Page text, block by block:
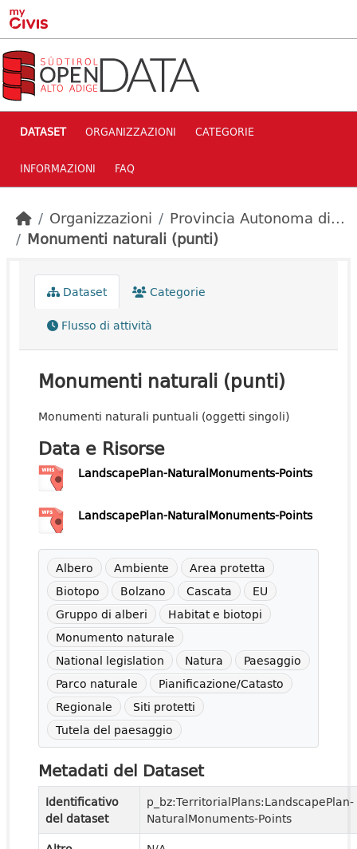
Skip to main content
DATASET ORGANIZZAZIONI CATEGORIE
INFORMAZIONI FAQ
Organizzazioni
Provincia Autonoma di...
Monumenti naturali (punti)
Dataset
Categorie
Flusso di attività
Monumenti naturali (punti)
Monumenti naturali puntuali (oggetti singoli)
Data e Risorse
LandscapePlan-NaturalMonuments-Points
LandscapePlan-NaturalMonuments-Points
Albero Ambiente
Area protetta
Biotopo
Bolzano Cascata
EU
Gruppo di alberi
Habitat e biotopi
Monumento naturale
National legislation
Natura
Paesaggio
Parco naturale
Pianificazione/Catasto
Regionale
Siti protetti
Tutela del paesaggio
Metadati del Dataset
Identificativo
del dataset
p_bz:TerritorialPlans:LandscapePlan-
NaturalMonuments-Points